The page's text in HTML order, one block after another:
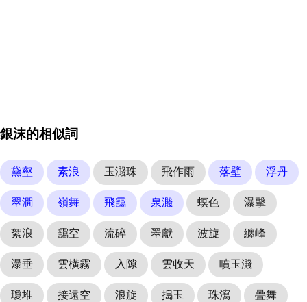
銀沫的相似詞
黛壑 素浪 玉濺珠 飛作雨 落壁 浮丹
翠澗 嶺舞 飛靄 泉濺 螟色 瀑擊
絮浪 靄空 流碎 翠獻 波旋 纏峰
瀑垂 雲橫霧 入隙 雲收天 噴玉濺
瓊堆 接遠空 浪旋 搗玉 珠瀉 疊舞